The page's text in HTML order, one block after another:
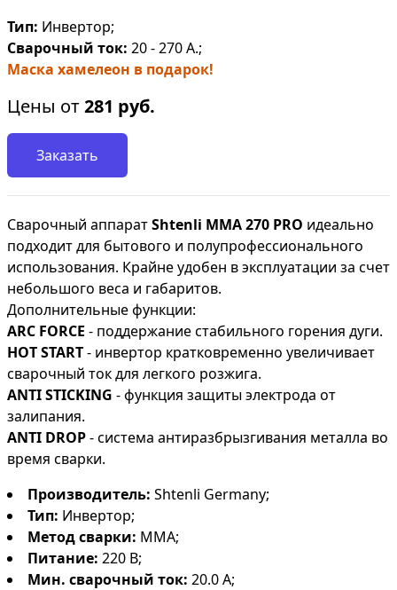
Тип: Инвертор;
Сварочный ток: 20 - 270 А.;
Маска хамелеон в подарок!
Цены от281 руб.
Заказать
Сварочный аппаратShtenli ММА 270 PRO идеально
подходит для бытового и полупрофессионального
использования. Крайне удобен в эксплуатации за счет
небольшого веса и габаритов.
Дополнительные функции:
ARC FORCE - поддержание стабильного горения дуги.
HOT START- инвертор кратковременно увеличивает
сварочный ток для легкого розжига.
ANTI STICKING - функция защиты электрода от
залипания.
ANTI DROP- система антиразбрызгивания металла во
время сварки.
Производитель: Shtenli Germany;
Тип: Инвертор;
Метод сварки: MMA;
Питание: 220 В;
Мин. сварочный ток: 20.0 А;